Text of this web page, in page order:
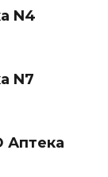
N4
N7